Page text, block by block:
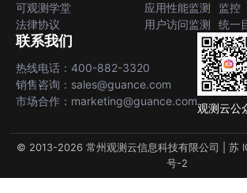
可观测学堂
法律协议
应用性能监测
用户访问监测
监控
统一
联系我们
热线电话：400-882-3320
销售咨询：sales@guance.com
市场合作：marketing@guance.com
观测云公
© 2013-2026 常州观测云信息科技有限公司 | 苏
号-2